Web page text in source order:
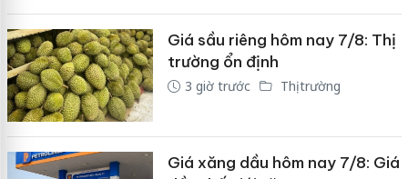
Giá sầu riêng hôm nay 7/8: Thị
trường ổn định
3 giờ trước Thị trường
Giá xăng dầu hôm nay 7/8: Giá